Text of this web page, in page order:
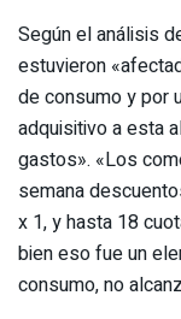
Según el análisis
estuvieron
de consumo y por
adquisitivo a esta
gastos». «Los
semana
x 1, y hasta 18
bien eso fue un
consumo, no